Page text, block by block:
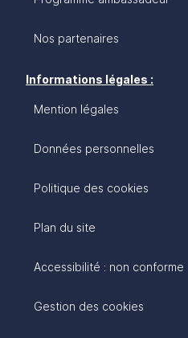
Nos partenaires
Informations légales :
Mention légales
Données personnelles
Politique des cookies
Plan du site
Accessibilité : non conforme
Gestion des cookies